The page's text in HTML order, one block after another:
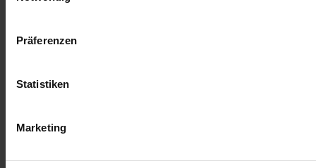
Präferenzen
Statistiken
Marketing
Zur Übersicht
Pflegeoffensive 2.0
Norddeich will Pflegekräfte ausbilden –